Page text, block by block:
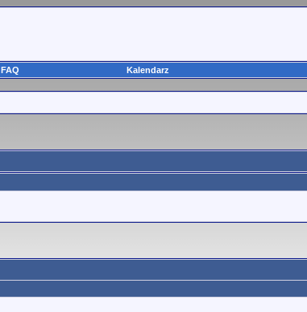
FAQ Kalendarz